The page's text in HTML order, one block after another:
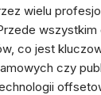
wielu
wszystkim
co jest
czy